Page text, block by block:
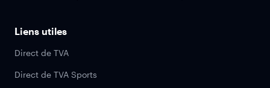
Liens utiles
Direct de TVA
Direct de TVA Sports